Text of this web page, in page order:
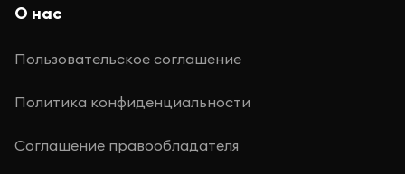
О нас
Пользовательское соглашение
Политика конфиденциальности
Соглашение правообладателя